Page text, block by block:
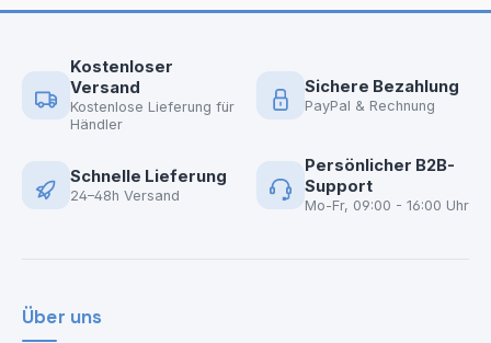
Kostenloser
Versand
Kostenlose Lieferung für
Händler
Sichere Bezahlung
PayPal & Rechnung
Schnelle Lieferung
24–48h Versand
Persönlicher B2B-
Support
Mo-Fr, 09:00 - 16:00 Uhr
Über uns